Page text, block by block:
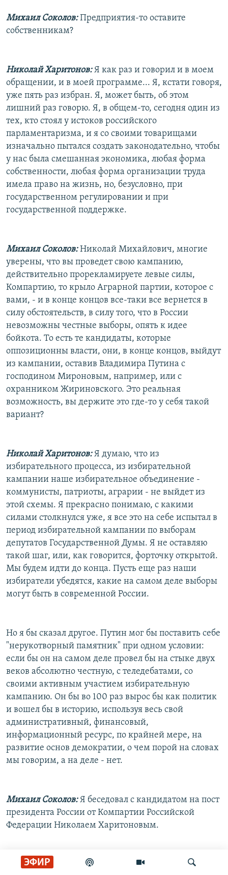
ЭФИР
Михаил Соколов:Предприятия-то оставите
собственникам?
Николай Харитонов:Я как раз и говорил и в моем
обращении, и в моей программе... Я, кстати говоря,
уже пять раз избран. Я, может быть, об этом
лишний раз говорю. Я, в общем-то, сегодня один из
тех, кто стоял у истоков российского
парламентаризма, и я со своими товарищами
изначально пытался создать законодательно, чтобы
у нас была смешанная экономика, любая форма
собственности, любая форма организации труда
имела право на жизнь, но, безусловно, при
государственном регулировании и при
государственной поддержке.
Михаил Соколов:Николай Михайлович, многие
уверены, что вы проведет свою кампанию,
действительно прорекламируете левые силы,
Компартию, то крыло Аграрной партии, которое с
вами, - и в конце концов все-таки все вернется в
силу обстоятельств, в силу того, что в России
невозможны честные выборы, опять к идее
бойкота. То есть те кандидаты, которые
оппозиционны власти, они, в конце концов, выйдут
из кампании, оставив Владимира Путина с
господином Мироновым, например, или с
охранником Жириновского. Это реальная
возможность, вы держите это где-то у себя такой
вариант?
Николай Харитонов:Я думаю, что из
избирательного процесса, из избирательной
кампании наше избирательное объединение -
коммунисты, патриоты, аграрии - не выйдет из
этой схемы. Я прекрасно понимаю, с какими
силами столкнулся уже, я все это на себе испытал в
период избирательной кампании по выборам
депутатов Государственной Думы. Я не оставляю
такой шаг, или, как говорится, форточку открытой.
Мы будем идти до конца. Пусть еще раз наши
избиратели убедятся, какие на самом деле выборы
могут быть в современной России.
Но я бы сказал другое. Путин мог бы поставить себе
"нерукотворный памятник" при одном условии:
если бы он на самом деле провел бы на стыке двух
веков абсолютно честную, с теледебатами, со
своими активным участием избирательную
кампанию. Он бы во 100 раз вырос бы как политик
и вошел бы в историю, используя весь свой
административный, финансовый,
информационный ресурс, по крайней мере, на
развитие основ демократии, о чем порой на словах
мы говорим, а на деле - нет.
Михаил Соколов:Я беседовал с кандидатом на пост
президента России от Компартии Российской
Федерации Николаем Харитоновым.
Другой претендент на президентство - Иван